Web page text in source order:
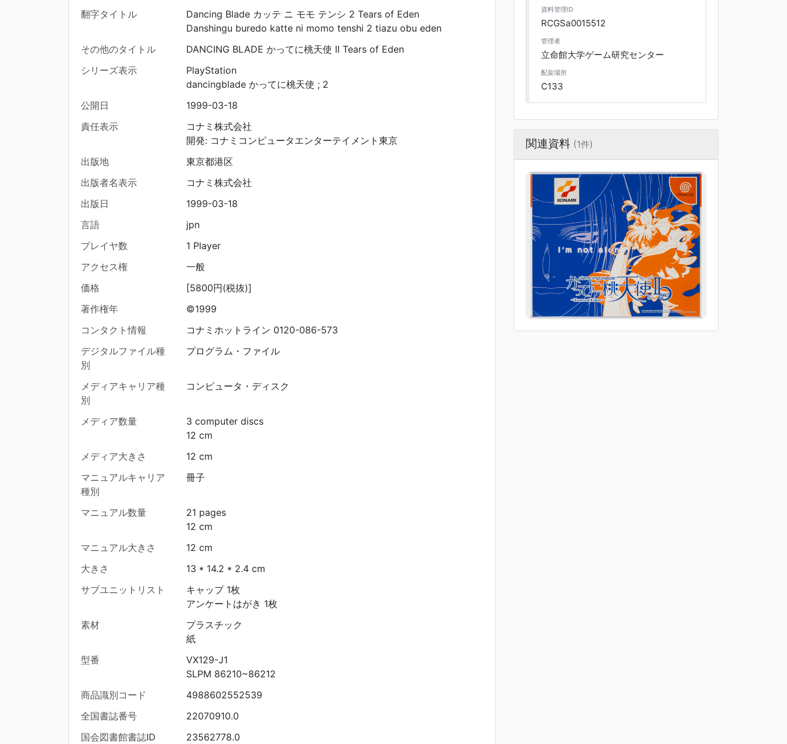
翻字タイトル
Dancing Blade カッテ ニ モモ テンシ 2 Tears of Eden
Danshingu buredo katte ni momo tenshi 2 tiazu obu eden
その他のタイトル
DANCING BLADE かってに桃天使 II Tears of Eden
シリーズ表示
PlayStation
dancingblade かってに桃天使 ; 2
公開日
1999-03-18
責任表示
コナミ株式会社
開発: コナミコンピュータエンターテイメント東京
出版地
東京都港区
出版者名表示
コナミ株式会社
出版日
1999-03-18
言語
jpn
プレイヤ数
1 Player
アクセス権
一般
価格
[5800円(税抜)]
著作権年
©1999
コンタクト情報
コナミホットライン 0120-086-573
デジタルファイル種
別
プログラム・ファイル
メディアキャリア種
別
コンピュータ・ディスク
メディア数量
3 computer discs
12 cm
メディア大きさ
12 cm
マニュアルキャリア
種別
冊子
マニュアル数量
21 pages
12 cm
マニュアル大きさ
12 cm
大きさ
13 * 14.2 * 2.4 cm
サブユニットリスト
キャップ 1枚
アンケートはがき 1枚
素材
プラスチック
紙
型番
VX129-J1
SLPM 86210~86212
商品識別コード
4988602552539
全国書誌番号
22070910.0
国会図書館書誌ID
23562778.0
資料管理ID
RCGSa0015512
管理者
立命館大学ゲーム研究センター
配架場所
C133
関連資料 (1件)